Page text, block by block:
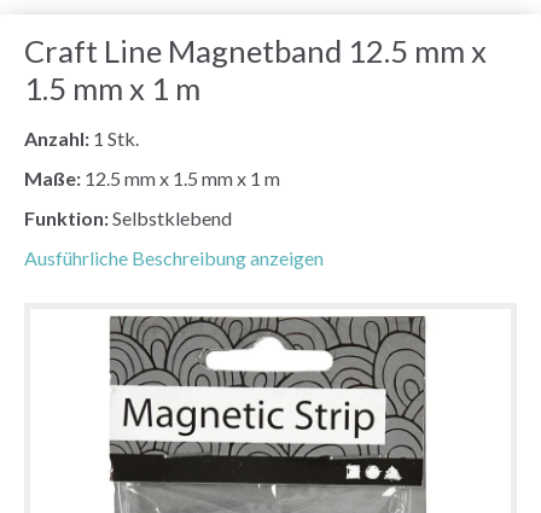
Craft Line Magnetband 12.5 mm x
1.5 mm x 1 m
Anzahl: 1 Stk.
Maße: 12.5 mm x 1.5 mm x 1 m
Funktion:Selbstklebend
Ausführliche Beschreibung anzeigen